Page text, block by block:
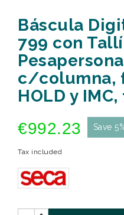
Báscula
799 con
c/columna,
HOLD y
€992.23 Save
Tax included